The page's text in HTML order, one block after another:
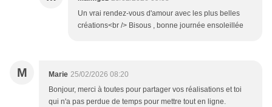
Un vrai rendez-vous d'amour avec les plus belles
créations<br /> Bisous , bonne journée ensoleillée
M Marie 25/02/2026 08:20
Bonjour, merci à toutes pour partager vos réalisations et toi
qui n'a pas perdue de temps pour mettre tout en ligne.